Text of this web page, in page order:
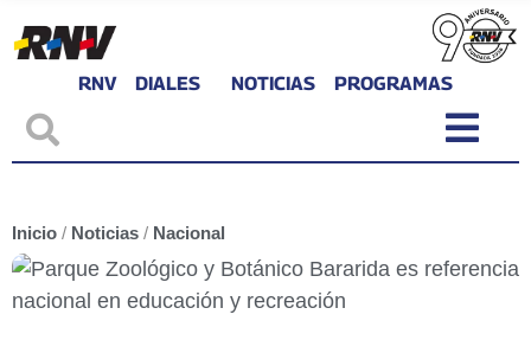
RNV DIALES NOTICIAS PROGRAMAS
Inicio / Noticias / Nacional